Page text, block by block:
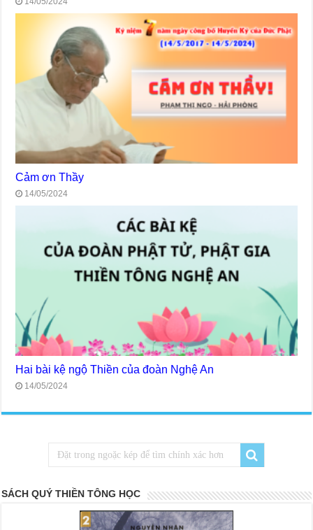
Cảm ơn Thầy
14/05/2024
Hai bài kệ ngộ Thiền của đoàn Nghệ An
14/05/2024
SÁCH QUÝ THIỀN TÔNG HỌC